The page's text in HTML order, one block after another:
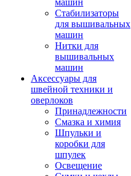
машин
Стабилизаторы
для вышивальных
машин
Нитки для
вышивальных
машин
Аксессуары для
швейной техники и
оверлоков
Принадлежности
Смазка и химия
Шпульки и
коробки для
шпулек
Освещение